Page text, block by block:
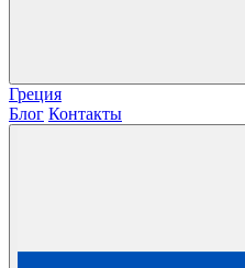
Греция
Блог Контакты